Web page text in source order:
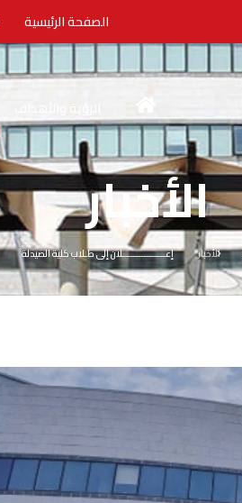
الصفحة الرئيسية
الأخبار
الأخبار إعــــــــــــــــلان إلى طـلاب كلية الصيدلة